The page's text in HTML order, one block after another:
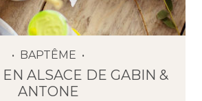
BAPTÊME
ALSACE DE GABIN &
ANTONE